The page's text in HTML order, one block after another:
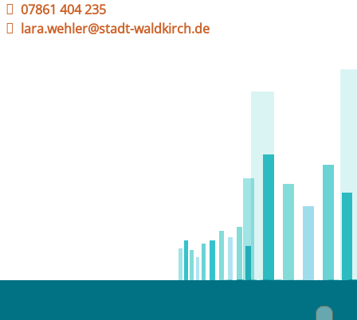
07861 404 235
lara.wehler@stadt-waldkirch.de